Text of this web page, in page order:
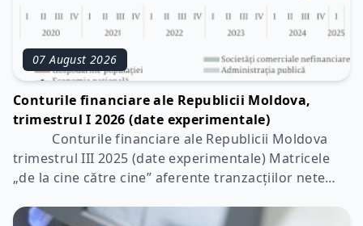
07 August 2026
Conturile financiare ale Republicii Moldova,
trimestrul I 2026 (date experimentale)
Conturile financiare ale Republicii Moldova
trimestrul III 2025 (date experimentale) Matricele
„de la cine către cine” aferente tranzacțiilor nete
Metodologia de compilare a conturilor financiare